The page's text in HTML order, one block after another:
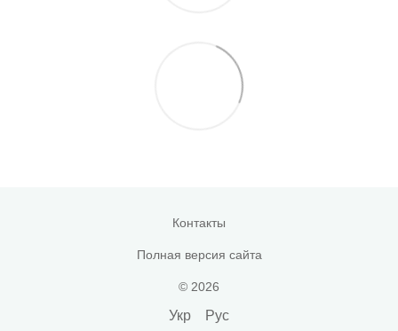
Контакты
Полная версия сайта
© 2026
Укр Рус